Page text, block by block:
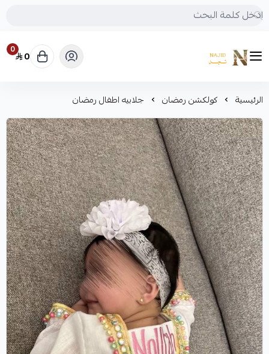
متجر نجد
0 0
الرئيسية كولكشن رمضان جلابيه اطفال رمضان